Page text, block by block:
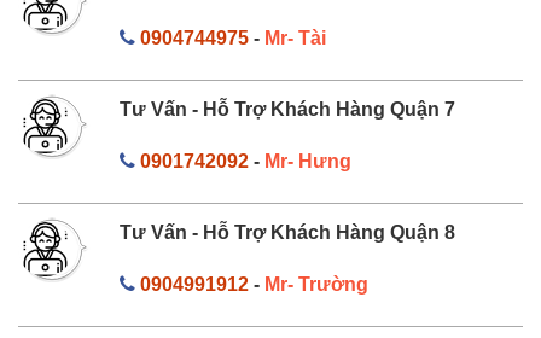
0904744975- Mr- Tài
Tư Vấn - Hỗ Trợ Khách Hàng Quận 7
0901742092- Mr- Hưng
Tư Vấn - Hỗ Trợ Khách Hàng Quận 8
0904991912- Mr- Trường